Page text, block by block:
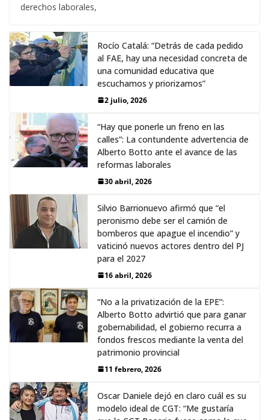
derechos laborales,
Rocío Catalá: “Detrás de cada pedido
al FAE, hay una necesidad concreta de
una comunidad educativa que
escuchamos y priorizamos”
2 julio, 2026
“Hay que ponerle un freno en las
calles”: La contundente advertencia de
Alberto Botto ante el avance de las
reformas laborales
30 abril, 2026
Silvio Barrionuevo afirmó que “el
peronismo debe ser el camión de
bomberos que apague el incendio” y
vaticinó nuevos actores dentro del PJ
para el 2027
16 abril, 2026
“No a la privatización de la EPE”:
Alberto Botto advirtió que para ganar
gobernabilidad, el gobierno recurra a
fondos frescos mediante la venta del
patrimonio provincial
11 febrero, 2026
Oscar Daniele dejó en claro cuál es su
modelo ideal de CGT: “Me gustaría